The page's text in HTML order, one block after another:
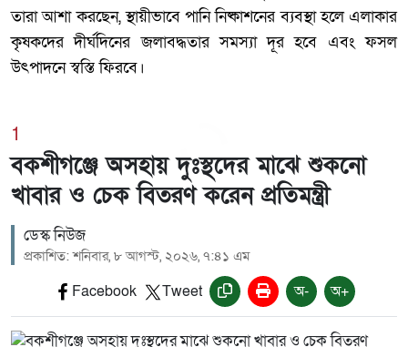
তারা আশা করছেন, স্থায়ীভাবে পানি নিষ্কাশনের ব্যবস্থা হলে এলাকার
কৃষকদের দীর্ঘদিনের জলাবদ্ধতার সমস্যা দূর হবে এবং ফসল
উৎপাদনে স্বস্তি ফিরবে।
1
বকশীগঞ্জে অসহায় দুঃস্থদের মাঝে শুকনো
খাবার ও চেক বিতরণ করেন প্রতিমন্ত্রী
ডেস্ক নিউজ
প্রকাশিত: শনিবার, ৮ আগস্ট, ২০২৬, ৭:৪১ এম
Facebook Tweet অ- অ+